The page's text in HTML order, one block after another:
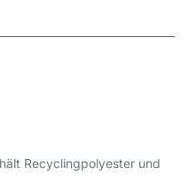
Recyclingpolyester und